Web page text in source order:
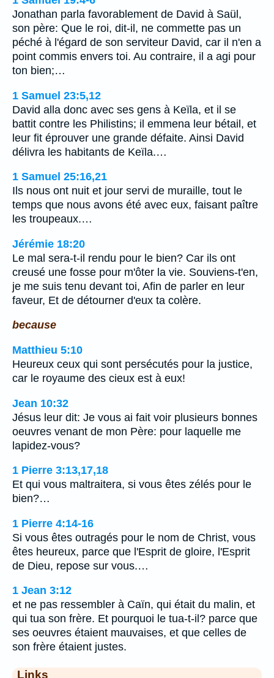
Jonathan parla favorablement de David à Saül,
son père: Que le roi, dit-il, ne commette pas un
péché à l'égard de son serviteur David, car il n'en a
point commis envers toi. Au contraire, il a agi pour
ton bien;…
1 Samuel 23:5,12
David alla donc avec ses gens à Keïla, et il se
battit contre les Philistins; il emmena leur bétail, et
leur fit éprouver une grande défaite. Ainsi David
délivra les habitants de Keïla.…
1 Samuel 25:16,21
Ils nous ont nuit et jour servi de muraille, tout le
temps que nous avons été avec eux, faisant paître
les troupeaux.…
Jérémie 18:20
Le mal sera-t-il rendu pour le bien? Car ils ont
creusé une fosse pour m'ôter la vie. Souviens-t'en,
je me suis tenu devant toi, Afin de parler en leur
faveur, Et de détourner d'eux ta colère.
because
Matthieu 5:10
Heureux ceux qui sont persécutés pour la justice,
car le royaume des cieux est à eux!
Jean 10:32
Jésus leur dit: Je vous ai fait voir plusieurs bonnes
oeuvres venant de mon Père: pour laquelle me
lapidez-vous?
1 Pierre 3:13,17,18
Et qui vous maltraitera, si vous êtes zélés pour le
bien?…
1 Pierre 4:14-16
Si vous êtes outragés pour le nom de Christ, vous
êtes heureux, parce que l'Esprit de gloire, l'Esprit
de Dieu, repose sur vous.…
1 Jean 3:12
et ne pas ressembler à Caïn, qui était du malin, et
qui tua son frère. Et pourquoi le tua-t-il? parce que
ses oeuvres étaient mauvaises, et que celles de
son frère étaient justes.
Links